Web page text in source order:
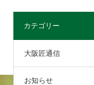
カテゴリー
大阪匠通信
お知らせ